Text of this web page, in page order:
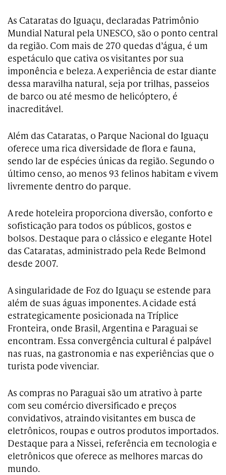
As Cataratas do Iguaçu, declaradas Patrimônio
Mundial Natural pela UNESCO, são o ponto central
da região. Com mais de 270 quedas d’água, é um
espetáculo que cativa os visitantes por sua
imponência e beleza. A experiência de estar diante
dessa maravilha natural, seja por trilhas, passeios
de barco ou até mesmo de helicóptero, é
inacreditável.
Além das Cataratas, o Parque Nacional do Iguaçu
oferece uma rica diversidade de flora e fauna,
sendo lar de espécies únicas da região. Segundo o
último censo, ao menos 93 felinos habitam e vivem
livremente dentro do parque.
A rede hoteleira proporciona diversão, conforto e
sofisticação para todos os públicos, gostos e
bolsos. Destaque para o clássico e elegante Hotel
das Cataratas, administrado pela Rede Belmond
desde 2007.
A singularidade de Foz do Iguaçu se estende para
além de suas águas imponentes. A cidade está
estrategicamente posicionada na Tríplice
Fronteira, onde Brasil, Argentina e Paraguai se
encontram. Essa convergência cultural é palpável
nas ruas, na gastronomia e nas experiências que o
turista pode vivenciar.
As compras no Paraguai são um atrativo à parte
com seu comércio diversificado e preços
convidativos, atraindo visitantes em busca de
eletrônicos, roupas e outros produtos importados.
Destaque para a Nissei, referência em tecnologia e
eletrônicos que oferece as melhores marcas do
mundo.